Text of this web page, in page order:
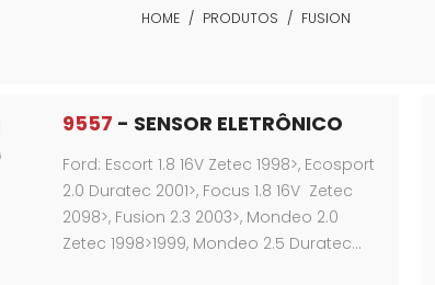
HOME / PRODUTOS / FUSION
9557 - SENSOR ELETRÔNICO
Ford: Escort 1.8 16V Zetec 1998>, Ecosport
2.0 Duratec 2001>, Focus 1.8 16V Zetec
2098>, Fusion 2.3 2003>, Mondeo 2.0
Zetec 1998>1999, Mondeo 2.5 Duratec…